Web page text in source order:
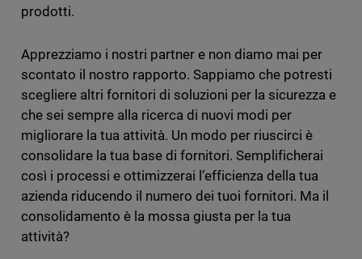
prodotti.
Apprezziamo i nostri partner e non diamo mai per
scontato il nostro rapporto. Sappiamo che potresti
scegliere altri fornitori di soluzioni per la sicurezza e
che sei sempre alla ricerca di nuovi modi per
migliorare la tua attività. Un modo per riuscirci è
consolidare la tua base di fornitori. Semplificherai
così i processi e ottimizzerai l’efficienza della tua
azienda riducendo il numero dei tuoi fornitori. Ma il
consolidamento è la mossa giusta per la tua
attività?